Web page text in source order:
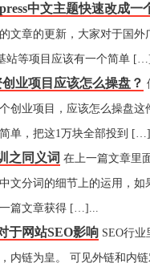
中文主题快速改成一
文章的更新，大家对于国外
站等项目应该有一个简单
业项目应该怎么操盘？
创业项目，应该怎么操盘这
单，把这1万块全部投到
之同义词 在上一篇文章里
文分词的细节上的运用，如
篇文章获得 […]...
于网站SEO影响 SEO行
内链为皇。 可见外链和内链